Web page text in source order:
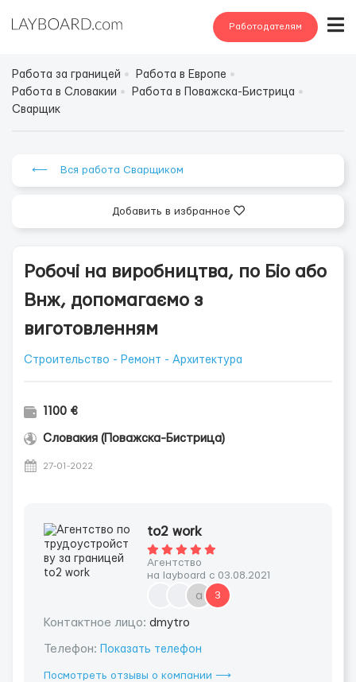
Работодателям
Работа за границей
Работа в Европе
Работа в Словакии
Работа в Поважска-Бистрица
Сварщик
⟵ Вся работа Сварщиком
Добавить в избранное
Робочі на виробництва, по Біо або
Внж, допомагаємо з
виготовленням
Строительство - Ремонт - Архитектура
1100 €
Словакия (Поважска-Бистрица)
27-01-2022
to2 work
Агентство
на layboard с 03.08.2021
a 3
Контактное лицо: dmytro
Телефон: Показать телефон
Посмотреть отзывы о компании ⟶